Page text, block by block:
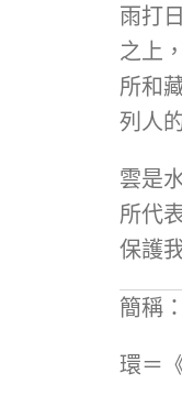
雨打
之上
所和
列人
雲是
所代
保護
簡稱：
環＝